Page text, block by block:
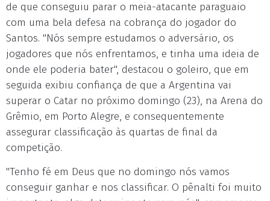
de que conseguiu parar o meia-atacante paraguaio
com uma bela defesa na cobrança do jogador do
Santos. "Nós sempre estudamos o adversário, os
jogadores que nós enfrentamos, e tinha uma ideia de
onde ele poderia bater", destacou o goleiro, que em
seguida exibiu confiança de que a Argentina vai
superar o Catar no próximo domingo (23), na Arena do
Grêmio, em Porto Alegre, e consequentemente
assegurar classificação às quartas de final da
competição.
"Tenho fé em Deus que no domingo nós vamos
conseguir ganhar e nos classificar. O pênalti foi muito